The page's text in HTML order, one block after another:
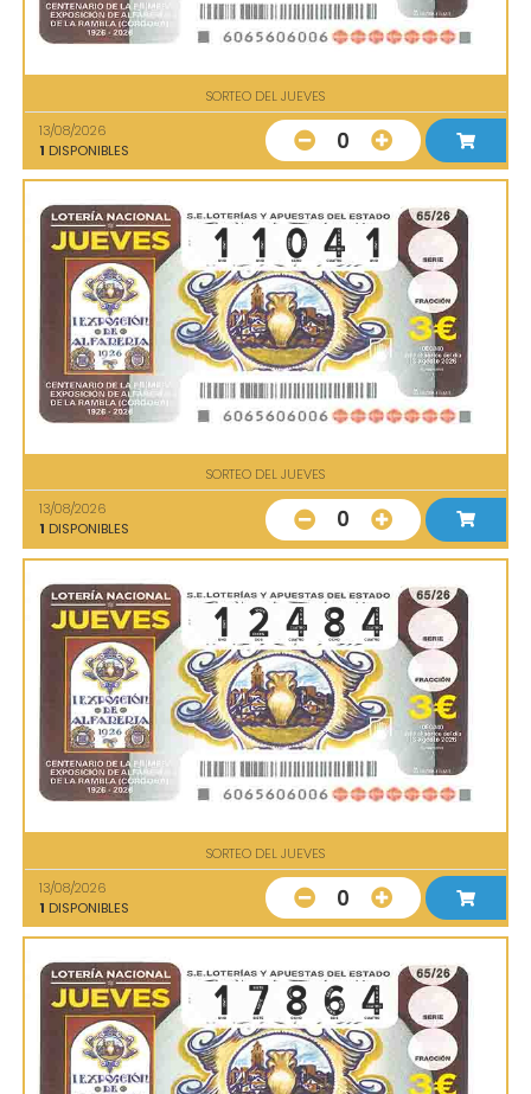
SORTEO DEL JUEVES
13/08/2026
1 DISPONIBLES 0
SORTEO DEL JUEVES
13/08/2026
1 DISPONIBLES 0
SORTEO DEL JUEVES
13/08/2026
1 DISPONIBLES 0